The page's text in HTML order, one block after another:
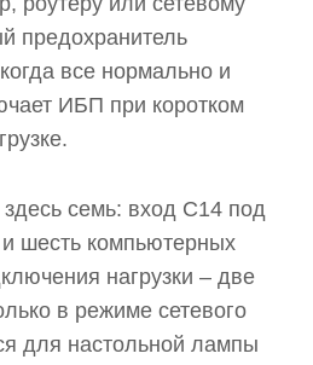
предохранитель
все нормально и
ИБП при коротком
семь: вход C14 под
шесть компьютерных
нагрузки – две
в режиме сетевого
для настольной лампы